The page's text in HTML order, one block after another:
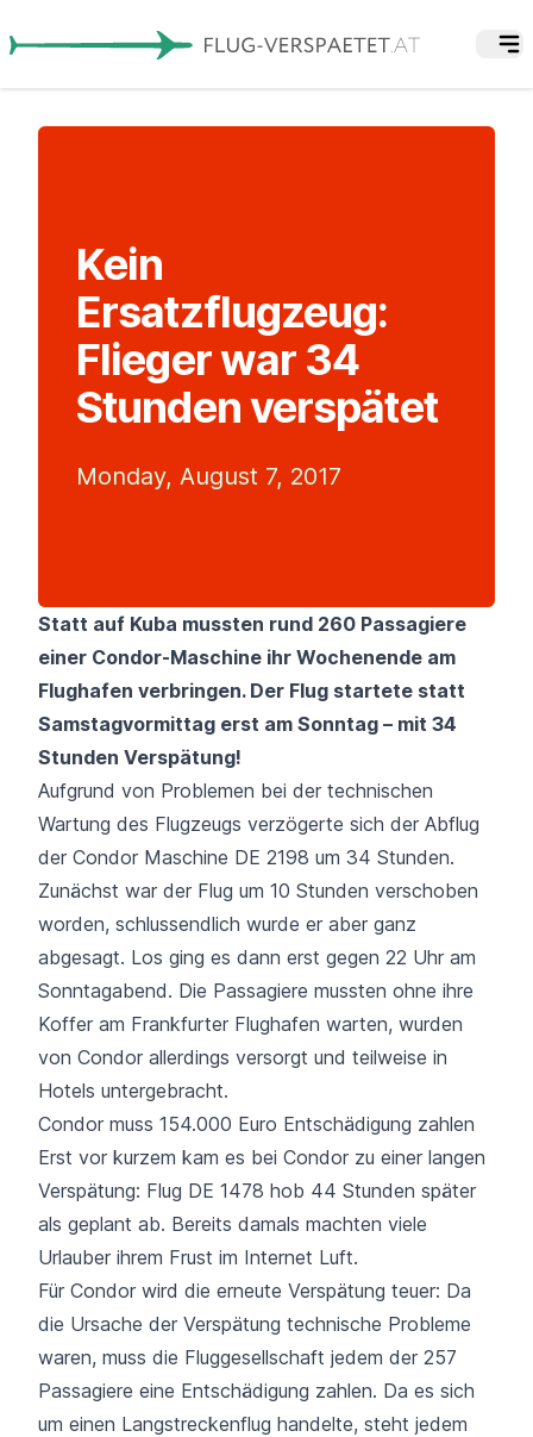
Kein
Ersatzflugzeug:
Flieger war 34
Stunden verspätet
Monday, August 7, 2017
Statt auf Kuba mussten rund 260 Passagiere
einer Condor-Maschine ihr Wochenende am
Flughafen verbringen. Der Flug startete statt
Samstagvormittag erst am Sonntag – mit 34
Stunden Verspätung!
Aufgrund von Problemen bei der technischen
Wartung des Flugzeugs verzögerte sich der Abflug
der Condor Maschine DE 2198 um 34 Stunden.
Zunächst war der Flug um 10 Stunden verschoben
worden, schlussendlich wurde er aber ganz
abgesagt. Los ging es dann erst gegen 22 Uhr am
Sonntagabend. Die Passagiere mussten ohne ihre
Koffer am Frankfurter Flughafen warten, wurden
von Condor allerdings versorgt und teilweise in
Hotels untergebracht.
Condor muss 154.000 Euro Entschädigung zahlen
Erst vor kurzem kam es bei Condor zu einer langen
Verspätung: Flug DE 1478 hob 44 Stunden später
als geplant ab. Bereits damals machten viele
Urlauber ihrem Frust im Internet Luft.
Für Condor wird die erneute Verspätung teuer: Da
die Ursache der Verspätung technische Probleme
waren, muss die Fluggesellschaft jedem der 257
Passagiere eine Entschädigung zahlen. Da es sich
um einen Langstreckenflug handelte, steht jedem